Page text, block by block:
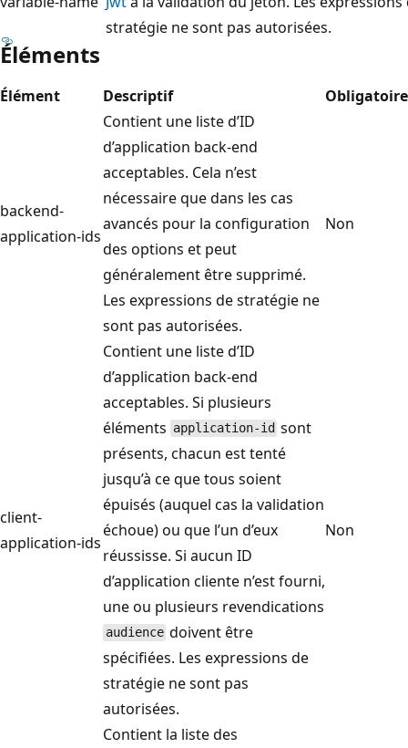
stratégie ne sont pas autorisées.
Éléments
Élément Descriptif Obligatoire
backend-
application-ids
Contient une liste d’ID
d’application back-end
acceptables. Cela n’est
nécessaire que dans les cas
avancés pour la configuration
des options et peut
généralement être supprimé.
Les expressions de stratégie ne
sont pas autorisées.
Non
client-
application-ids
Contient une liste d’ID
d’application back-end
acceptables. Si plusieurs
éléments application-id sont
présents, chacun est tenté
jusqu’à ce que tous soient
épuisés (auquel cas la validation
échoue) ou que l’un d’eux
réussisse. Si aucun ID
d’application cliente n’est fourni,
une ou plusieurs revendications
audience doivent être
spécifiées. Les expressions de
stratégie ne sont pas
autorisées.
Non
Contient la liste des